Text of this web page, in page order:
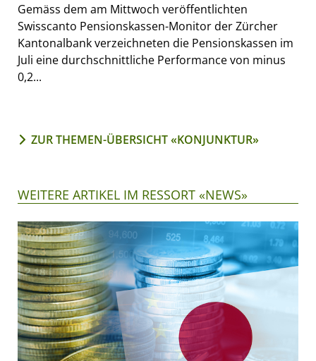
Gemäss dem am Mittwoch veröffentlichten
Swisscanto Pensionskassen-Monitor der Zürcher
Kantonalbank verzeichneten die Pensionskassen im
Juli eine durchschnittliche Performance von minus
0,2...
ZUR THEMEN-ÜBERSICHT «KONJUNKTUR»
WEITERE ARTIKEL IM RESSORT «NEWS»